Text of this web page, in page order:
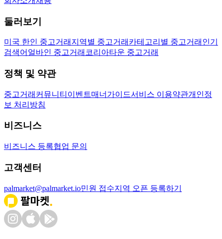
둘러보기
미국 한인 중고거래 지역별 중고거래 카테고리별 중고거래 인기
검색어 얼바인 중고거래 코리아타운 중고거래
정책 및 약관
중고거래 커뮤니티 이벤트매너가이드서비스 이용약관개인정
보 처리방침
비즈니스
비즈니스 등록협업 문의
고객센터
palmarket@palmarket.io민원 접수지역 오픈 등록하기